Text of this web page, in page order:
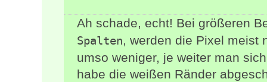
Ah schade, echt! Bei größeren
Spalten, werden die Pixel meist
umso weniger, je weiter man
habe die weißen Ränder